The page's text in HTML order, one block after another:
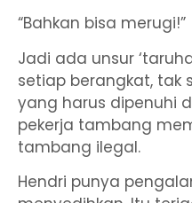
“Bahkan bisa merugi!”
Jadi ada unsur
setiap berangkat, tak
yang harus dipenuhi
pekerja tambang
tambang ilegal.
Hendri punya